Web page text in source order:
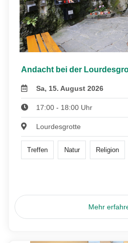
Andacht bei der
Sa, 15. August 2026
17:00 - 18:00 Uhr
Lourdesgrotte
Treffen Natur Religion
Mehr